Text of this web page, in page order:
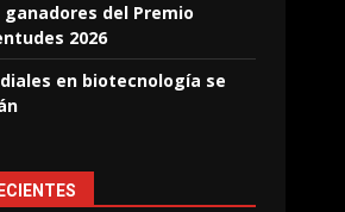
del Premio
2026
en biotecnología se